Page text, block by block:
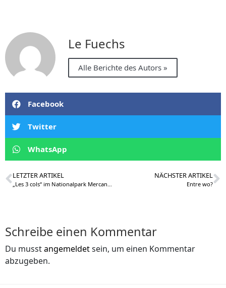
Le Fuechs
Alle Berichte des Autors »
Facebook
Twitter
WhatsApp
LETZTER ARTIKEL NÄCHSTER ARTIKEL
Entre wo?
Schreibe einen Kommentar
Du musstangemeldetsein, um einen Kommentar
abzugeben.